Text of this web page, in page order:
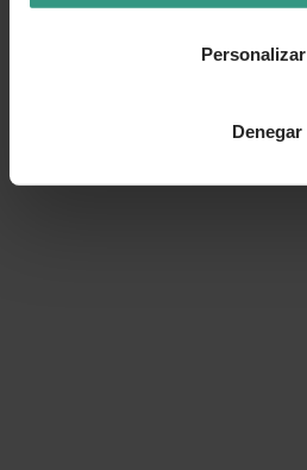
Personalizar
Denegar